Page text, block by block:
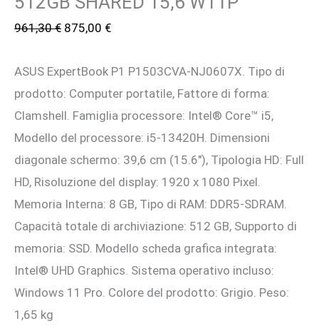
961,30€ Il
originale
era:
961,30 €.
875,00 €Il
attuale
è:
875,00 €.
ASUS ExpertBook P1 P1503CVA-NJ0607X. Tipo di
prodotto: Computer portatile, Fattore di forma:
Clamshell. Famiglia processore: Intel® Core™ i5,
Modello del processore: i5-13420H. Dimensioni
diagonale schermo: 39,6 cm (15.6″), Tipologia HD: Full
HD, Risoluzione del display: 1920 x 1080 Pixel.
Memoria Interna: 8 GB, Tipo di RAM: DDR5-SDRAM.
Capacità totale di archiviazione: 512 GB, Supporto di
memoria: SSD. Modello scheda grafica integrata:
Intel® UHD Graphics. Sistema operativo incluso:
Windows 11 Pro. Colore del prodotto: Grigio. Peso:
1,65 kg